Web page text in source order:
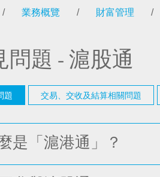
/ 業務概覽 / 財富管理 /
問題 - 滬股通
題 交易、交收及結算相關問題
是「滬港通」？